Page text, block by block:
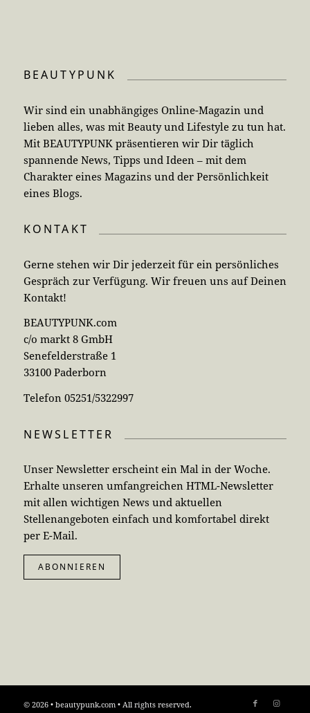
BEAUTYPUNK
Wir sind ein unabhängiges Online-Magazin und
lieben alles, was mit Beauty und Lifestyle zu tun hat.
Mit BEAUTYPUNK präsentieren wir Dir täglich
spannende News, Tipps und Ideen – mit dem
Charakter eines Magazins und der Persönlichkeit
eines Blogs.
KONTAKT
Gerne stehen wir Dir jederzeit für ein persönliches
Gespräch zur Verfügung. Wir freuen uns auf Deinen
Kontakt!
BEAUTYPUNK.com
c/o markt 8 GmbH
Senefelderstraße 1
33100 Paderborn
Telefon 05251/5322997
NEWSLETTER
Unser Newsletter erscheint ein Mal in der Woche.
Erhalte unseren umfangreichen HTML-Newsletter
mit allen wichtigen News und aktuellen
Stellenangeboten einfach und komfortabel direkt
per E-Mail.
ABONNIEREN
© 2026 • beautypunk.com • All rights reserved.